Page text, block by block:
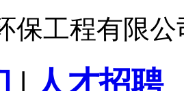
保工程有限
| 人才招聘